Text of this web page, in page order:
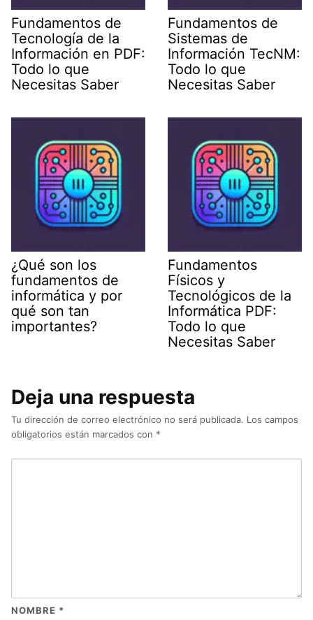
Fundamentos de
Tecnología de la
Información en PDF:
Todo lo que
Necesitas Saber
Fundamentos de
Sistemas de
Información TecNM:
Todo lo que
Necesitas Saber
¿Qué son los
fundamentos de
informática y por
qué son tan
importantes?
Fundamentos
Físicos y
Tecnológicos de la
Informática PDF:
Todo lo que
Necesitas Saber
Deja una respuesta
Tu dirección de correo electrónico no será publicada. Los campos
obligatorios están marcados con *
NOMBRE *